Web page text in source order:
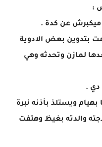
:
ميكبرش عن كدة .
بتدوين بعض الادوية
لمازن وتحدثه وهي
دي .
ويستلذ بأذنه نبرة
والدته بغيظ وهتفت